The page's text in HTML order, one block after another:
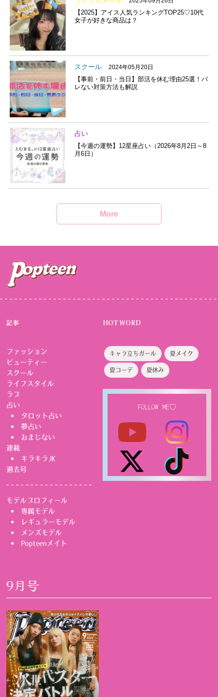
【2025】アイス人気ランキングTOP25♡10代
女子が好きな商品は？
スクール 2024年05月20日
【事前・前日・当日】部活を休む理由25選！バ
レない対策方法も解説
占い
【今週の運勢】12星座占い（2026年8月2日～8
月6日）
More
記事
ファッション
ビューティー
スクール
ライフスタイル
ラブ
占い
タロット占い
夢占い
おまじない
連載
キラキラJK
過去号
モデルプロフィール
専属モデル
レギュラーモデル
メンズモデル
Popteenメイト
HOT WORD
キャラ立ちガール 夏メイク
夏コーデ 夏休み
FOLLOW ME♡
9月号